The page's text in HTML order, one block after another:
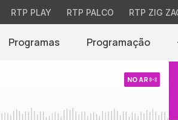
RTP PLAY RTP PALCO RTP ZIG
Programas Programação
NO AR